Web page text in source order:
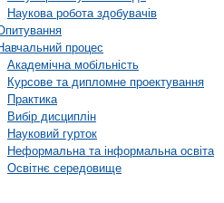
Наукова робота здобувачів
процес
Академічна мобільність
Курсове та дипломне проектування
Практика
Вибір дисциплін
Науковий гурток
Неформальна та інформальна освіта
Освітнє середовище